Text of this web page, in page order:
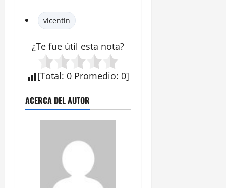
vicentin
¿Te fue útil esta nota?
[Total: 0 Promedio: 0]
ACERCA DEL AUTOR